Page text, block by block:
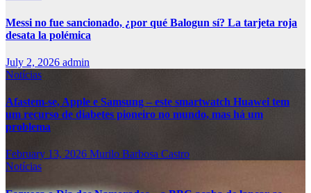
Messi no fue sancionado, ¿por qué Balogun sí? La tarjeta roja
desata la polémica
July 2, 2026 admin
Notícias
Afastem-se, Apple e Samsung – este smartwatch Huawei tem
um recurso de diabetes pioneiro no mundo, mas há um
problema
February 13, 2026 Murilo Barbosa Castro
Notícias